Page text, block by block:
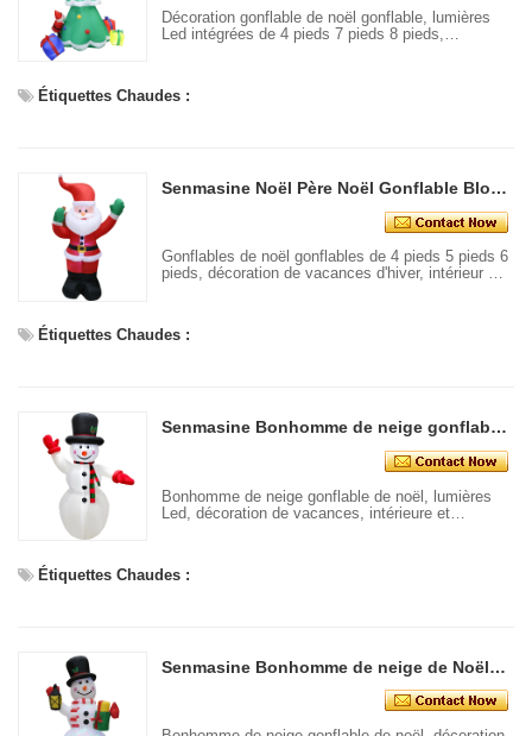
Décoration gonflable de noël gonflable, lumières
Led intégrées de 4 pieds 7 pieds 8 pieds,
Étiquettes Chaudes :
Senmasine Noël Père Noël Gonflable Blow Up Noël Gonflables Décoration Vacances Hiver Intérieur Extérieur
Gonflables de noël gonflables de 4 pieds 5 pieds 6
pieds, décoration de vacances d'hiver, intérieur et
Étiquettes Chaudes :
Senmasine Bonhomme de neige gonflable de Noël avec lumières LED pour cour intérieure et extérieure, décoration festive de Noël
Bonhomme de neige gonflable de noël, lumières
Led, décoration de vacances, intérieure et
Étiquettes Chaudes :
Senmasine Bonhomme de neige de Noël gonflable pour intérieur et extérieur - Décoration de cour - Lumières LED